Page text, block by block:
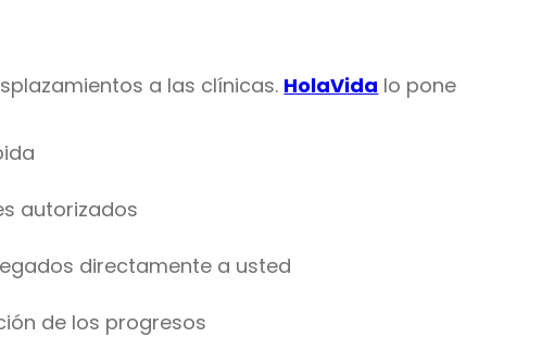
a las clínicas. HolaVida lo pone
autorizados
directamente a usted
de los progresos